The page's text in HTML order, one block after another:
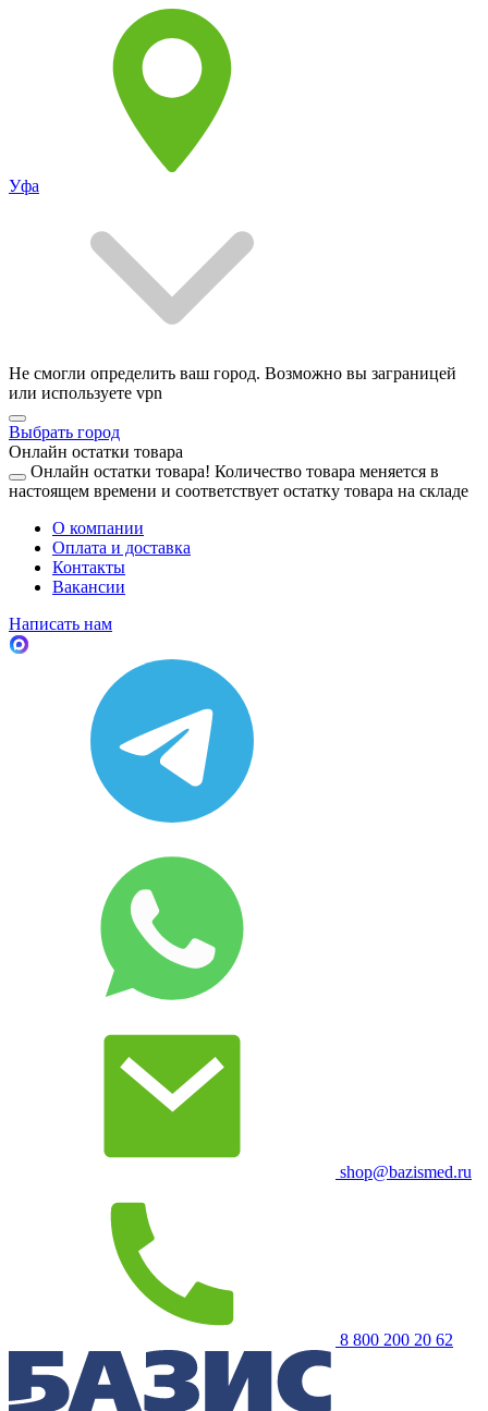
Уфа
Не смогли определить ваш город. Возможно вы заграницей
или используете vpn
Выбрать город
Онлайн остатки товара
Онлайн остатки товара! Количество товара меняется в
настоящем времени и соответствует остатку товара на складе
О компании
Оплата и доставка
Контакты
Вакансии
Написать нам
shop@bazismed.ru
8 800 200 20 62